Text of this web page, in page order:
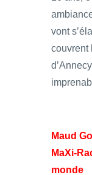
vont
couvrent
Maud
MaXi-
monde